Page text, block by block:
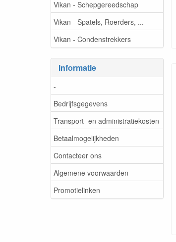
Vikan - Schepgereedschap
Vikan - Spatels, Roerders, ...
Vikan - Condenstrekkers
Informatie
-
Bedrijfsgegevens
Transport- en administratiekosten
Betaalmogelijkheden
Contacteer ons
Algemene voorwaarden
Promotielinken